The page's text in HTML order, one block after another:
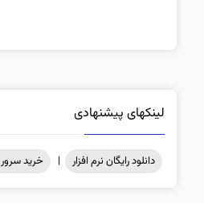
لینکهای پیشنهادی
دانلود رایگان نرم افزار | خرید سرور hp